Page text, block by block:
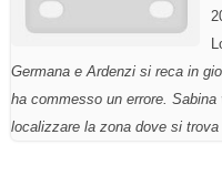
Germana e Ardenzi si reca in
ha commesso un errore.
localizzare la zona dove si trova